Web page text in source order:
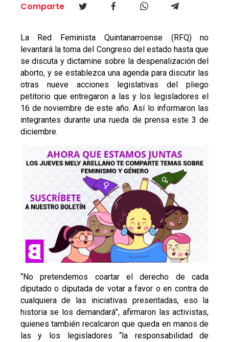
Comparte
La Red Feminista Quintanarroense (RFQ) no
levantará la toma del Congreso del estado hasta que
se discuta y dictamine sobre la despenalización del
aborto, y se establezca una agenda para discutir las
otras nueve acciones legislativas del pliego
petitorio que entregaron a las y los legisladores el
16 de noviembre de este año. Así lo informaron las
integrantes durante una rueda de prensa este 3 de
diciembre.
“No pretendemos coartar el derecho de cada
diputado o diputada de votar a favor o en contra de
cualquiera de las iniciativas presentadas, eso la
historia se los demandará”, afirmaron las activistas,
quienes también recalcaron que queda en manos de
las y los legisladores “la responsabilidad de